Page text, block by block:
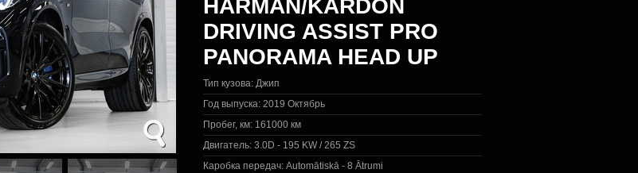
HARMAN/KARDON
DRIVING ASSIST PRO
PANORAMA HEAD UP
Тип кузова: Джип
Год выпуска: 2019 Октябрь
Пробег, км: 161000 км
Двигатель: 3.0D - 195 KW / 265 ZS
Каробка передач: Automātiskā - 8 Ātrumi